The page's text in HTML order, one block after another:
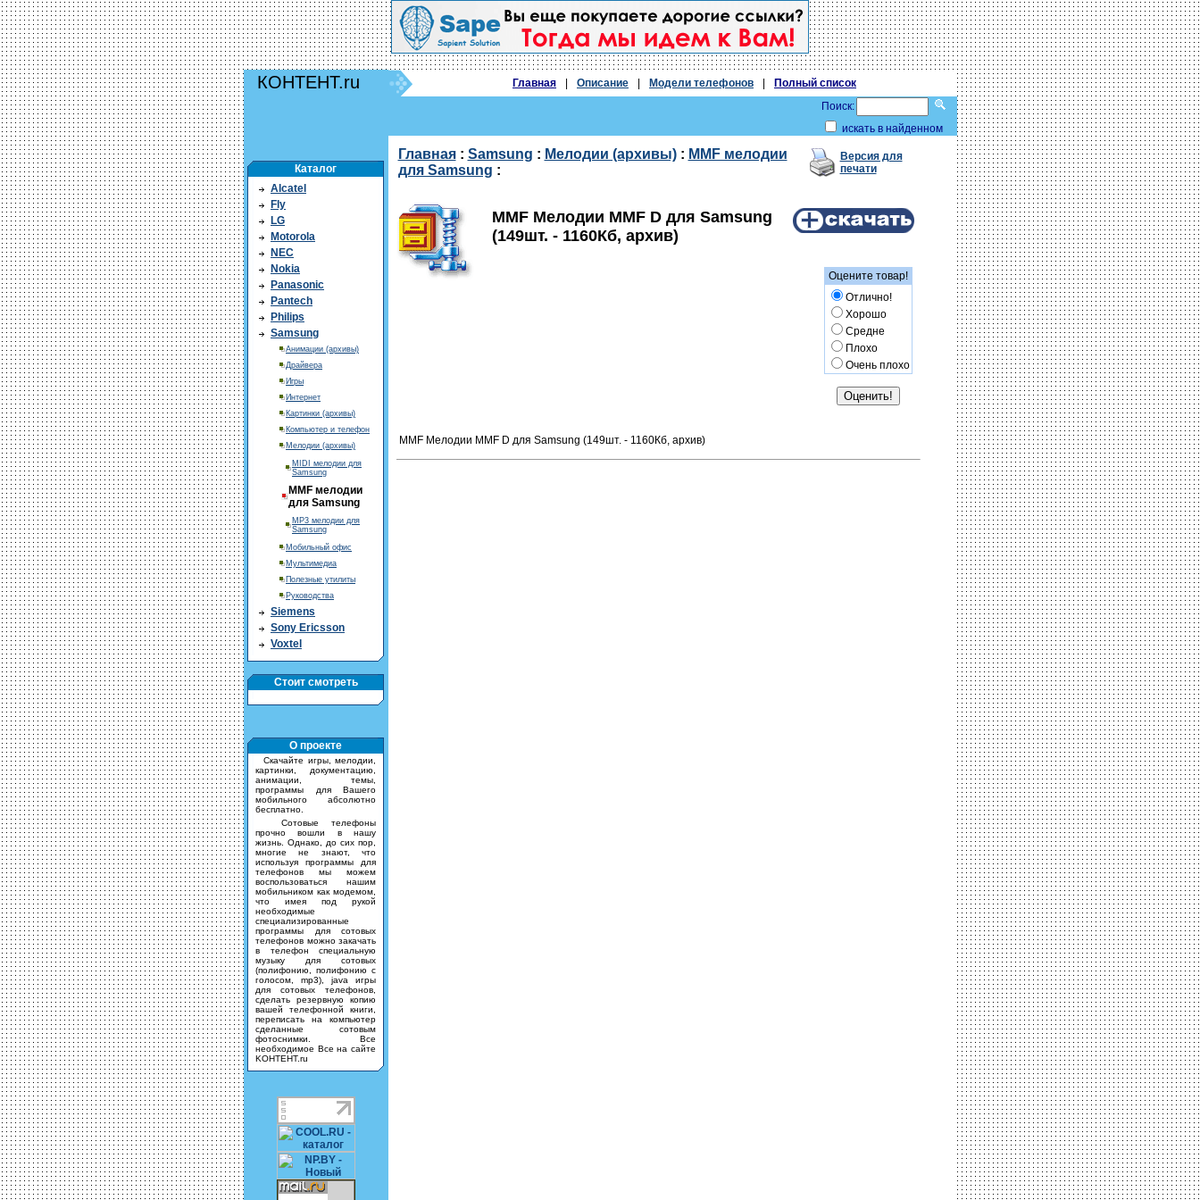
КОНТЕНТ.ru Главная Описание Модели телефонов
Полный список
Поиск:
искать в найденном
Каталог
Alcatel
Fly
LG
Motorola
NEC
Nokia
Panasonic
Pantech
Philips
Samsung
Анимации (архивы)
Драйвера
Игры
Интернет
Картинки (архивы)
Компьютер и телефон
Мелодии (архивы)
MIDI мелодии для
Samsung
MMF мелодии
для Samsung
MP3 мелодии для
Samsung
Мобильный офис
Мультимедиа
Полезные утилиты
Руководства
Siemens
Sony Ericsson
Voxtel
Стоит смотреть
О проекте
Скачайте игры, мелодии,
картинки, документацию,
анимации, темы,
программы для Вашего
мобильного абсолютно
бесплатно.
Сотовые телефоны
прочно вошли в нашу
жизнь. Однако, до сих пор,
многие не знают, что
используя программы для
телефонов мы можем
воспользоваться нашим
мобильником как модемом,
что имея под рукой
необходимые
специализированные
программы для сотовых
телефонов можно закачать
в телефон специальную
музыку для сотовых
(полифонию, полифонию с
голосом, mp3), java игры
для сотовых телефонов,
сделать резервную копию
вашей телефонной книги,
переписать на компьютер
сделанные сотовым
фотоснимки. Все
необходимое Все на сайте
KOHTEHT.ru
Главная: Samsung : Мелодии (архивы): MMF мелодии
для Samsung :
Версия для
печати
MMF Мелодии MMF D для Samsung
(149шт. - 1160Кб, архив)
Оцените товар!
Отлично!
Хорошо
Средне
Плохо
Очень плохо
MMF Мелодии MMF D для Samsung (149шт. - 1160Кб, архив)